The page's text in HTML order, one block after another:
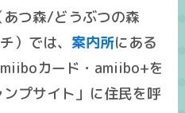
つ森/どうぶつの森
）では、 案内所にある
カード・amiibo+を
プサイト」に住民を呼